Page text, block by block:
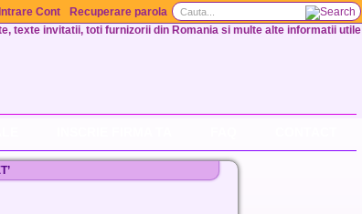
Intrare Cont
Recuperare parola
texte invitatii, toti furnizorii din Romania si multe alte informatii utile